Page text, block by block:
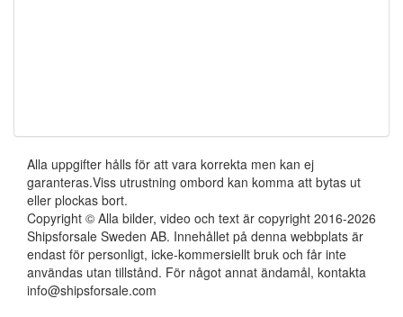
Alla uppgifter hålls för att vara korrekta men kan ej
garanteras.Viss utrustning ombord kan komma att bytas ut
eller plockas bort.
Copyright © Alla bilder, video och text är copyright 2016-2026
Shipsforsale Sweden AB. Innehållet på denna webbplats är
endast för personligt, icke-kommersiellt bruk och får inte
användas utan tillstånd. För något annat ändamål, kontakta
info@shipsforsale.com